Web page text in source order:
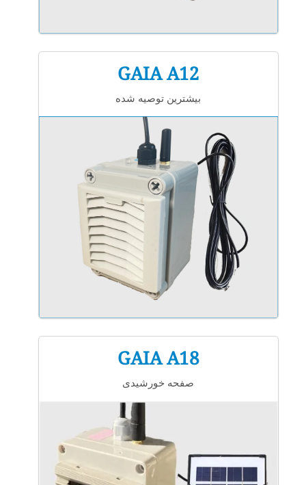
GAIA A12
بیشترین توصیه شده
GAIA A18
صفحه خورشیدی